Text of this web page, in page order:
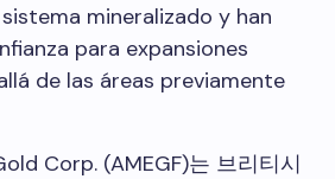
mineralizado y han
para expansiones
de las áreas previamente
Corp. (AMEGF)는 브리티시